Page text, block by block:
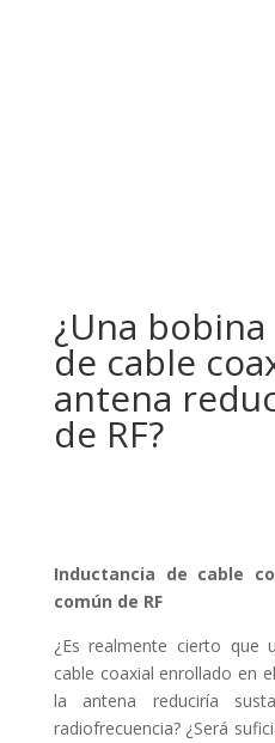
¿Una
de cable
antena
de RF?
Inductancia de cable
común de RF
¿Es realmente cierto que
cable coaxial enrollado en
la antena reduciría
radiofrecuencia? ¿Será